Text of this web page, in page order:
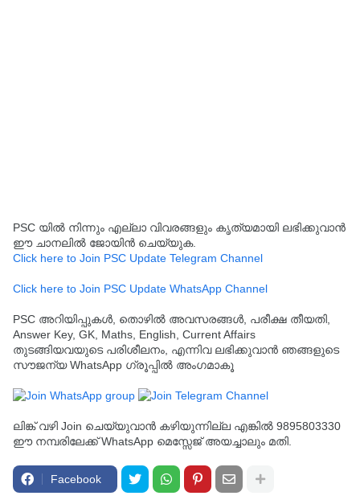
PSC യിൽ നിന്നും എല്ലാ വിവരങ്ങളും കൃത്യമായി ലഭിക്കുവാൻ
ഈ ചാനലിൽ ജോയിൻ ചെയ്യുക.
Click here to Join PSC Update Telegram Channel
Click here to Join PSC Update WhatsApp Channel
PSC അറിയിപ്പുകൾ, തൊഴിൽ അവസരങ്ങൾ, പരീക്ഷ തീയതി,
Answer Key, GK, Maths, English, Current Affairs
തുടങ്ങിയവയുടെ പരിശീലനം, എന്നിവ ലഭിക്കുവാൻ ഞങ്ങളുടെ
സൗജന്യ WhatsApp ഗ്രൂപ്പിൽ അംഗമാകൂ
ലിങ്ക് വഴി Join ചെയ്യുവാൻ കഴിയുന്നില്ല എങ്കിൽ 9895803330
ഈ നമ്പരിലേക്ക് WhatsApp മെസ്സേജ് അയച്ചാലും മതി.
Facebook